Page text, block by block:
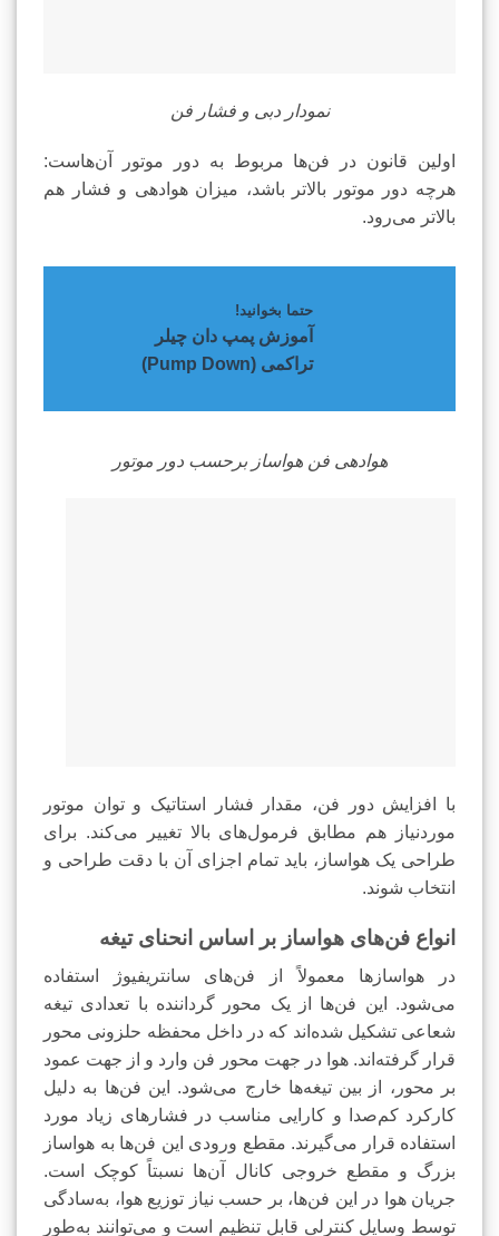
نمودار دبی و فشار فن
اولین قانون در فن‌ها مربوط به دور موتور آن‌هاست:
هرچه دور موتور بالاتر باشد، میزان هوادهی و فشار هم
بالاتر می‌رود.
حتما بخوانید!
آموزش پمپ دان چیلر
تراکمی (Pump Down)
هوادهی فن هواساز برحسب دور موتور
با افزایش دور فن، مقدار فشار استاتیک و توان موتور
موردنیاز هم مطابق فرمول‌های بالا تغییر می‌کند. برای
طراحی یک هواساز، باید تمام اجزای آن با دقت طراحی و
انتخاب شوند.
انواع فن‌های هواساز بر اساس انحنای تیغه
در هواسازها معمولاً از فن‌های سانتریفیوژ استفاده
می‌شود. این فن‌ها از یک محور گرداننده با تعدادی تیغه
شعاعی تشکیل شده‌اند که در داخل محفظه حلزونی محور
قرار گرفته‌اند. هوا در جهت محور فن وارد و از جهت عمود
بر محور، از بین تیغه‌ها خارج می‌شود. این فن‌ها به دلیل
کارکرد کم‌صدا و کارایی مناسب در فشارهای زیاد مورد
استفاده قرار می‌گیرند. مقطع ورودی این فن‌ها به هواساز
بزرگ و مقطع خروجی کانال آن‌ها نسبتاً کوچک است.
جریان هوا در این فن‌ها، بر حسب نیاز توزیع هوا، به‌سادگی
توسط وسایل کنترلی قابل تنظیم است و می‌توانند به‌طور